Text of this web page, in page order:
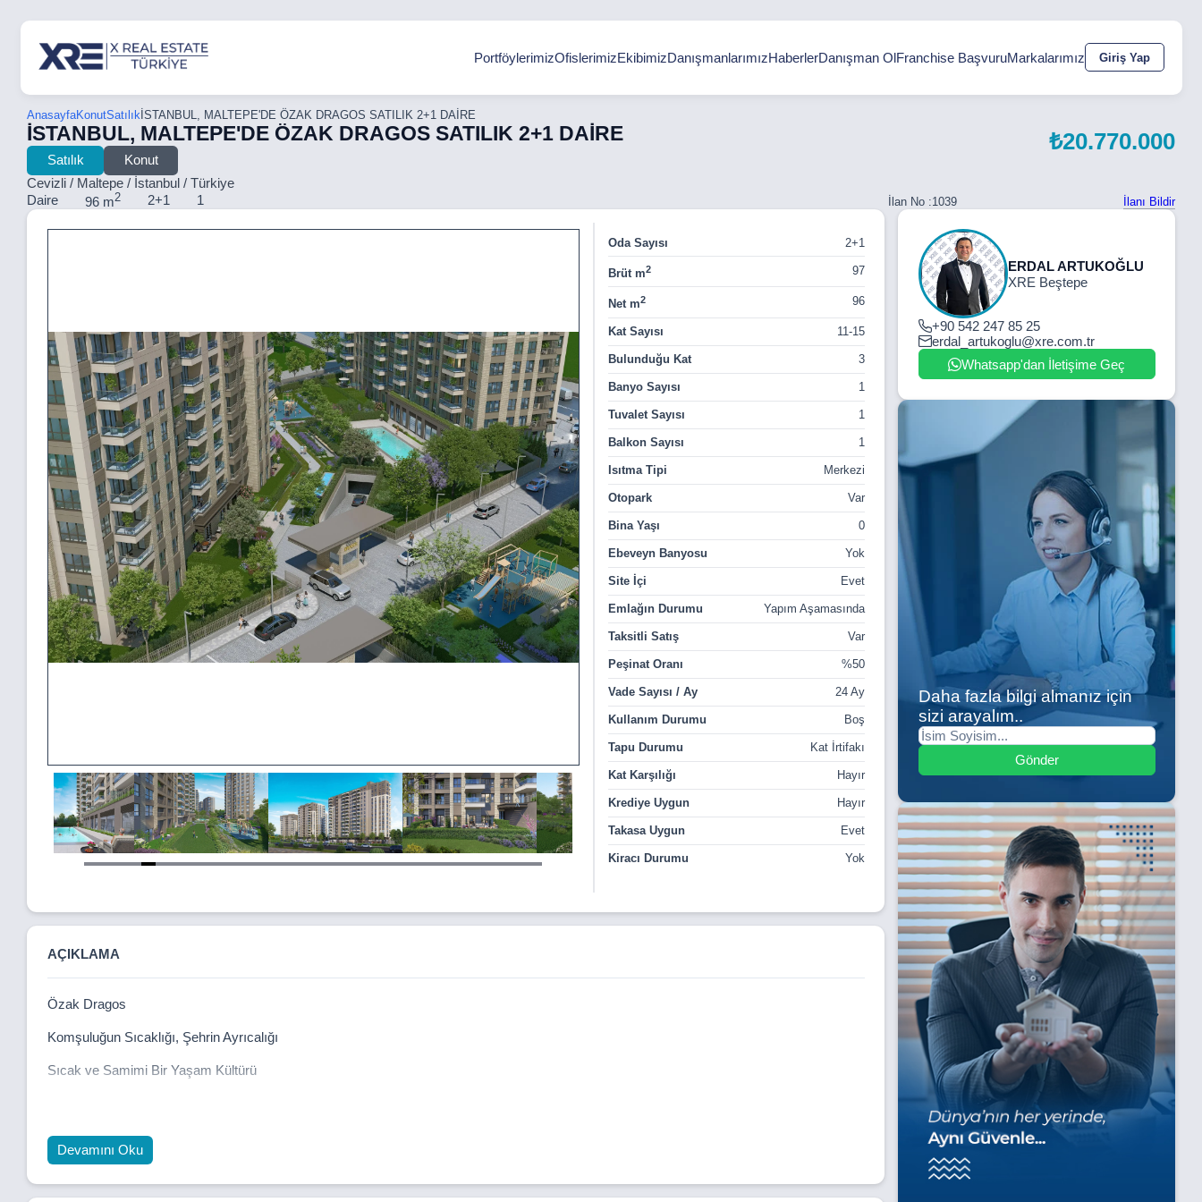
PortföylerimizOfislerimizEkibimizDanışmanlarımızHaberlerDanışman OlFranchise BaşvuruMarkalarımız Giriş Yap
AnasayfaKonutSatılıkİSTANBUL, MALTEPE'DE ÖZAK DRAGOS SATILIK 2+1 DAİRE
İSTANBUL, MALTEPE'DE ÖZAK DRAGOS SATILIK 2+1 DAİRE
Satılık
Konut
Cevizli / Maltepe / İstanbul / Türkiye
₺20.770.000
Daire 96 m2 2+1 1 İlan No :1039 İlanı Bildir
32
Oda Sayısı 2+1
Brüt m2 97
Net m2 96
Kat Sayısı 11-15
Bulunduğu Kat 3
Banyo Sayısı 1
Tuvalet Sayısı 1
Balkon Sayısı 1
Isıtma Tipi Merkezi
Otopark Var
Bina Yaşı 0
Ebeveyn Banyosu Yok
Site İçi Evet
Emlağın Durumu Yapım Aşamasında
Taksitli Satış Var
Peşinat Oranı %50
Vade Sayısı / Ay 24 Ay
Kullanım Durumu Boş
Tapu Durumu Kat İrtifakı
Kat Karşılığı Hayır
Krediye Uygun Hayır
Takasa Uygun Evet
Kiracı Durumu Yok
AÇIKLAMA
Özak Dragos
Komşuluğun Sıcaklığı, Şehrin Ayrıcalığı
Sıcak ve Samimi Bir Yaşam Kültürü
sadece bir ev değil; paylaşılan anılarla büyüyen bir hayat demek.
Devamını Oku
ERDAL ARTUKOĞLU
XRE Beştepe
+90 542 247 85 25
erdal_artukoglu@xre.com.tr
Whatsapp'dan İletişime Geç
Daha fazla bilgi almanız için
sizi arayalım..
Gönder